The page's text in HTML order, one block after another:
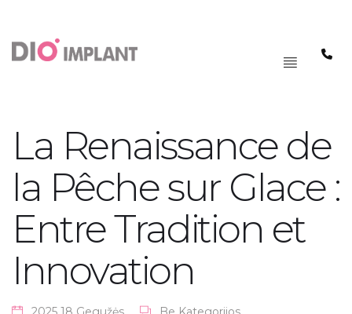
La Renaissance de
la Pêche sur Glace :
Entre Tradition et
Innovation